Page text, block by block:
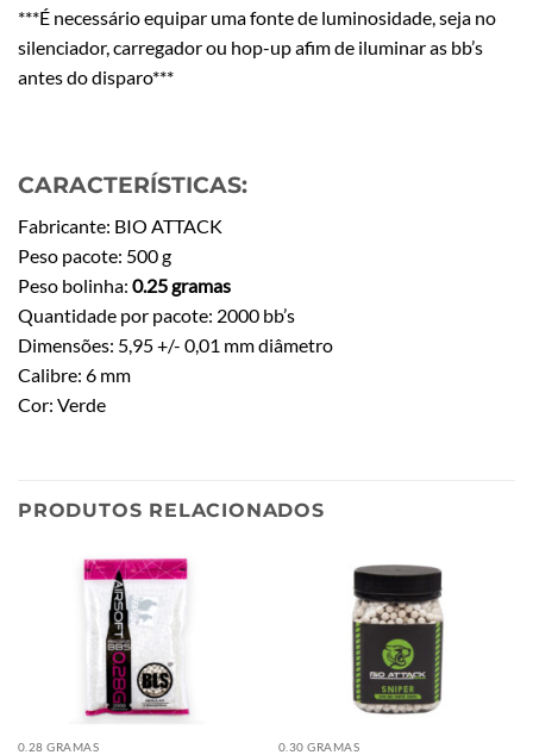
***É necessário equipar uma fonte de luminosidade, seja no
silenciador, carregador ou hop-up afim de iluminar as bb’s
antes do disparo***
CARACTERÍSTICAS:
Fabricante: BIO ATTACK
Peso pacote: 500 g
Peso bolinha: 0.25 gramas
Quantidade por pacote: 2000 bb’s
Dimensões: 5,95 +/- 0,01 mm diâmetro
Calibre: 6 mm
Cor: Verde
PRODUTOS RELACIONADOS
0.28 GRAMAS 0.30 GRAMAS